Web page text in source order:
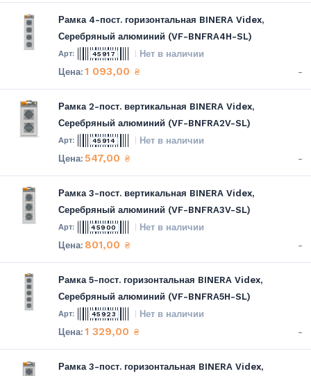
Рамка 4-пост. горизонтальная BINERA Videx,
Серебряный алюминий (VF-BNFRA4H-SL)
45917 Нет в наличии
1 093,00 ₴ -
Рамка 2-пост. вертикальная BINERA Videx,
Серебряный алюминий (VF-BNFRA2V-SL)
45914 Нет в наличии
547,00 ₴ -
Рамка 3-пост. вертикальная BINERA Videx,
Серебряный алюминий (VF-BNFRA3V-SL)
45900 Нет в наличии
801,00 ₴ -
Рамка 5-пост. горизонтальная BINERA Videx,
Серебряный алюминий (VF-BNFRA5H-SL)
45923 Нет в наличии
1 329,00 ₴ -
Рамка 3-пост. горизонтальная BINERA Videx,